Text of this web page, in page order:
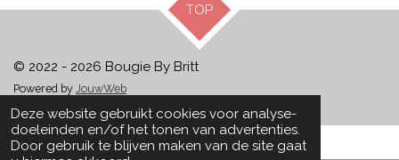
Deze website gebruikt cookies voor analyse-
doeleinden en/of het tonen van advertenties.
Door gebruik te blijven maken van de site gaat
TOP
© 2022 - 2026 Bougie By Britt
Powered by JouwWeb